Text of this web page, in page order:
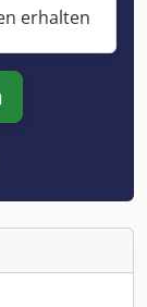
erhalten